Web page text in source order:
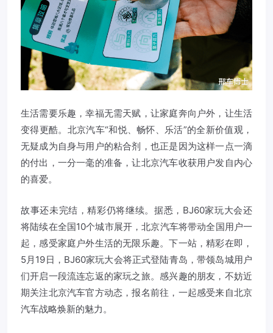
生活需要乐趣，幸福无需天赋，让家庭奔向户外，让生活
变得更酷。北京汽车“和悦、畅怀、乐活”的全新价值观，
无疑成为自身与用户的粘合剂，也正是因为这样一点一滴
的付出，一分一毫的准备，让北京汽车收获用户发自内心
的喜爱。
故事还未完结，精彩仍将继续。据悉，BJ60家玩大会还
将陆续在全国10个城市展开，北京汽车将带动全国用户一
起，感受家庭户外生活的无限乐趣。下一站，精彩在即，
5月19日，BJ60家玩大会将正式登陆青岛，带领岛城用户
们开启一段流连忘返的家玩之旅。感兴趣的朋友，不妨近
期关注北京汽车官方动态，报名前往，一起感受来自北京
汽车战略焕新的魅力。